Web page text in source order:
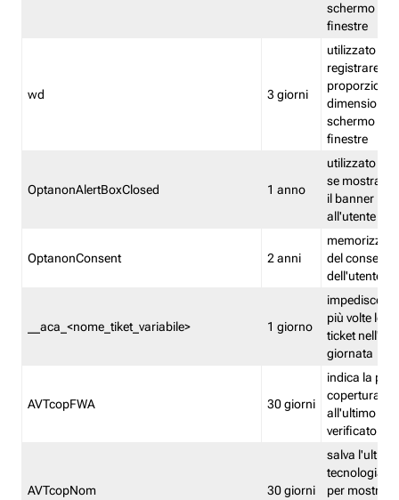
schermo e
finestre
wd 3 giorni
utilizzato per
registrare le
proporzioni
dimensioni
schermo e
finestre
OptanonAlertBoxClosed 1 anno
utilizzato per
se mostrare
il banner
all'utente
OptanonConsent 2 anni
memorizza
del
dell'utente
__aca_<nome_tiket_variabile> 1 giorno
impedisce di
più volte lo
ticket
giornata
AVTcopFWA 30 giorni
indica la
copertura
all'ultimo
verificato
AVTcopNom 30 giorni
salva l'ultima
tecnologia
per